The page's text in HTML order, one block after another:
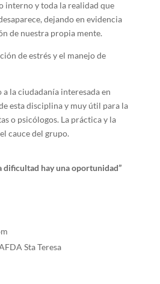
interno y toda la realidad que
dejando en evidencia
de nuestra propia mente.
de estrés y el manejo de
la ciudadanía interesada en
esta disciplina y muy útil para la
o psicólogos. La práctica y la
cauce del grupo.
dificultad hay una oportunidad”
Sta Teresa